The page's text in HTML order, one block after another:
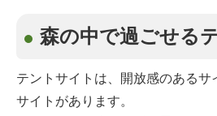
森の中で過ごせる
テントサイトは、開放感のあるサ
サイトがあります。